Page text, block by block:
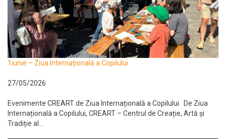
1iunie – Ziua Internațională a Copilului
27/05/2026
Evenimente CREART de Ziua Internațională a Copilului De Ziua
Internațională a Copilului, CREART – Centrul de Creație, Artă și
Tradiție al...